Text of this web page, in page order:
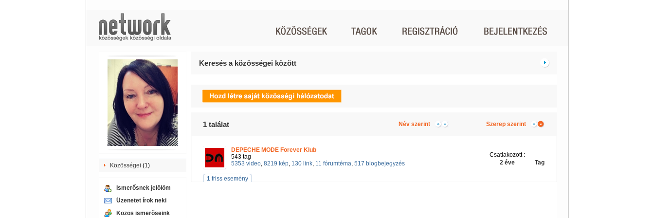
Közösségei (1)
Ismerősnek jelölöm
Üzenetet írok neki
Közös ismerőseink
Keresés a közösségei között
1találat Név szerint Szerep szerint
DEPECHE MODE Forever Klub
543 tag
5353 video, 8219 kép, 130 link, 11 fórumtéma, 517 blogbejegyzés Tag
Csatlakozott :
2 éve
1friss esemény